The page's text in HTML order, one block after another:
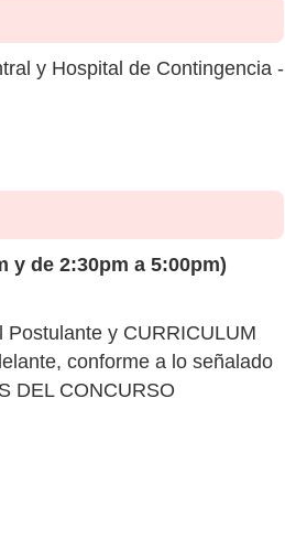
y Hospital de Contingencia -
y de 2:30pm a 5:00pm)
y CURRICULUM
conforme a lo señalado
DEL CONCURSO